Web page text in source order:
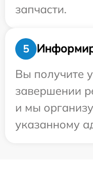
запчасти.
5
Вы получите
завершении
и мы
указанному